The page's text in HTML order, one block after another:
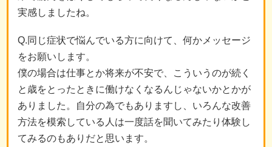
実感しましたね。
Q.同じ症状で悩んでいる方に向けて、何かメッセージ
をお願いします。
僕の場合は仕事とか将来が不安で、こういうのが続く
と歳をとったときに働けなくなるんじゃないかとかが
ありました。自分の為でもありますし、いろんな改善
方法を模索している人は一度話を聞いてみたり体験し
てみるのもありだと思います。